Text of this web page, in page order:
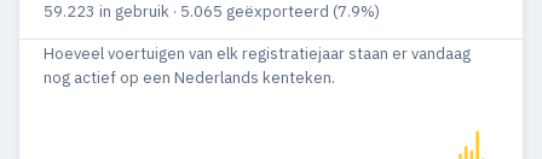
59.223 in gebruik · 5.065 geëxporteerd (7.9%)
Hoeveel voertuigen van elk registratiejaar staan er vandaag
nog actief op een Nederlands kenteken.